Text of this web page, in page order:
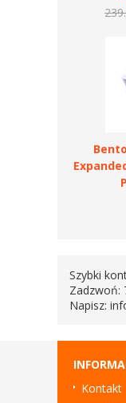
Szybki
Zadzwoń:
Napisz:
Kontakt